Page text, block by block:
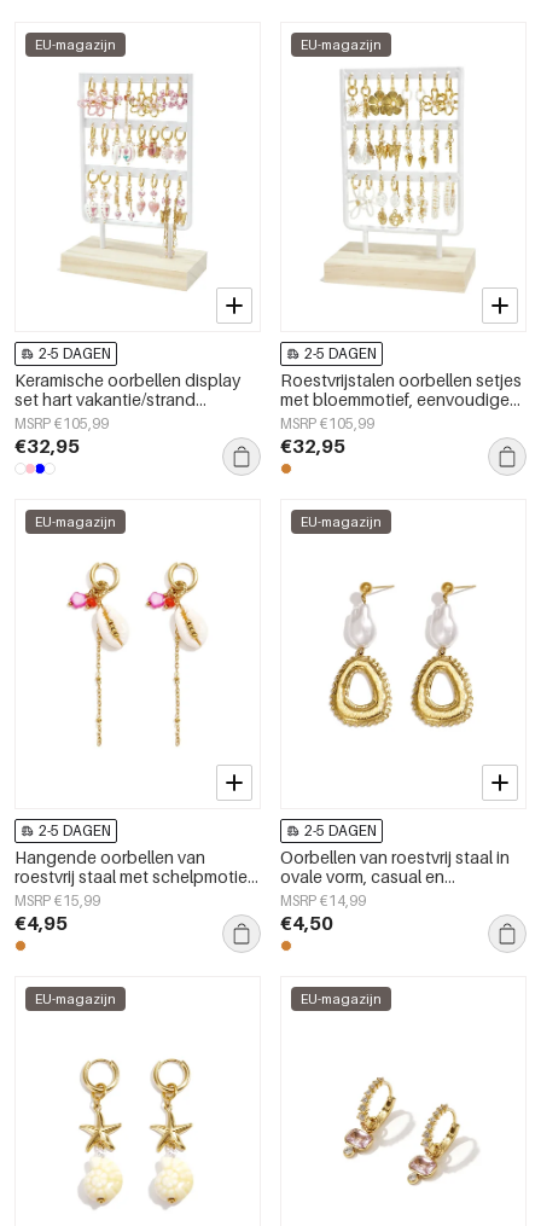
EU-magazijn
2-5 DAGEN
Keramische oorbellen display
set hart vakantie/strand
romantische serie dames
sieraden
MSRP €105,99
€32,95
EU-magazijn
2-5 DAGEN
Roestvrijstalen oorbellen setjes
met bloemmotief, eenvoudige
en alledaagse serie, dames
sieraden
MSRP €105,99
€32,95
EU-magazijn
2-5 DAGEN
Hangende oorbellen van
roestvrij staal met schelpmotief,
Simple Simple serie, dames
sieraden
MSRP €15,99
€4,95
EU-magazijn
2-5 DAGEN
Oorbellen van roestvrij staal in
ovale vorm, casual en
eenvoudig, dames sieraden
MSRP €14,99
€4,50
EU-magazijn EU-magazijn